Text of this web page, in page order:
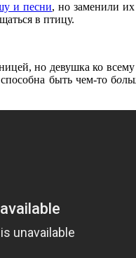
и песни, но заменили
в птицу.
но девушка ко
быть чем-то бо